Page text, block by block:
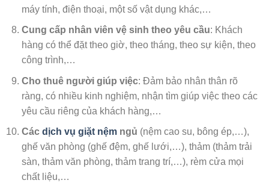
máy tính, điện thoại, một số vật dụng khác,…
Cung cấp nhân viên vệ sinh theo yêu cầu: Khách
hàng có thể đặt theo giờ, theo tháng, theo sự kiện, theo
công trình,…
Cho thuê người giúp việc: Đảm bảo nhân thân rõ
ràng, có nhiều kinh nghiệm, nhận tìm giúp việc theo các
yêu cầu riêng của khách hàng,…
Các dịch vụ giặt nệmngủ (nệm cao su, bông ép,…),
ghế văn phòng (ghế đệm, ghế lưới,…), thảm (thảm trải
sàn, thảm văn phòng, thảm trang trí,…), rèm cửa mọi
chất liệu,…